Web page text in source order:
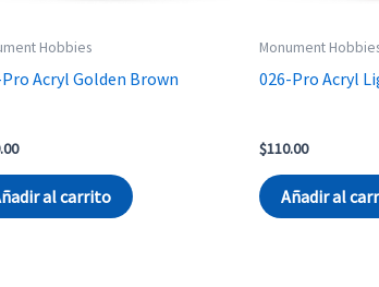
Hobbies
Acryl Golden Brown
al carrito
Monument
026-Pro Acryl
$110.00
Añadir al